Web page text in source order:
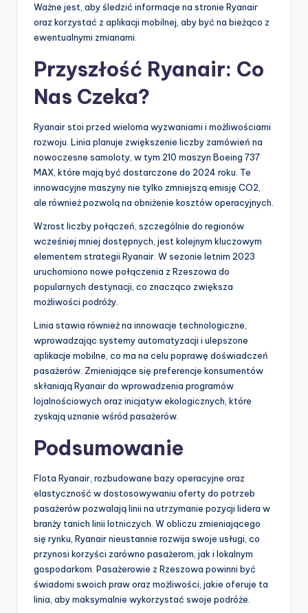
Ważne jest, aby śledzić informacje na stronie Ryanair
oraz korzystać z aplikacji mobilnej, aby być na bieżąco z
ewentualnymi zmianami.
Przyszłość Ryanair: Co
Nas Czeka?
Ryanair stoi przed wieloma wyzwaniami i możliwościami
rozwoju. Linia planuje zwiększenie liczby zamówień na
nowoczesne samoloty, w tym 210 maszyn Boeing 737
MAX, które mają być dostarczone do 2024 roku. Te
innowacyjne maszyny nie tylko zmniejszą emisję CO2,
ale również pozwolą na obniżenie kosztów operacyjnych.
Wzrost liczby połączeń, szczególnie do regionów
wcześniej mniej dostępnych, jest kolejnym kluczowym
elementem strategii Ryanair. W sezonie letnim 2023
uruchomiono nowe połączenia z Rzeszowa do
popularnych destynacji, co znacząco zwiększa
możliwości podróży.
Linia stawia również na innowacje technologiczne,
wprowadzając systemy automatyzacji i ulepszone
aplikacje mobilne, co ma na celu poprawę doświadczeń
pasażerów. Zmieniające się preferencje konsumentów
skłaniają Ryanair do wprowadzenia programów
lojalnościowych oraz inicjatyw ekologicznych, które
zyskają uznanie wśród pasażerów.
Podsumowanie
Flota Ryanair, rozbudowane bazy operacyjne oraz
elastyczność w dostosowywaniu oferty do potrzeb
pasażerów pozwalają linii na utrzymanie pozycji lidera w
branży tanich linii lotniczych. W obliczu zmieniającego
się rynku, Ryanair nieustannie rozwija swoje usługi, co
przynosi korzyści zarówno pasażerom, jak i lokalnym
gospodarkom. Pasażerowie z Rzeszowa powinni być
świadomi swoich praw oraz możliwości, jakie oferuje ta
linia, aby maksymalnie wykorzystać swoje podróże.